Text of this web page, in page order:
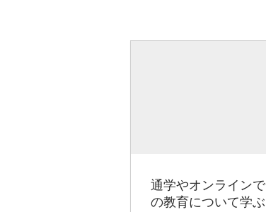
通学やオンラインで
の教育について学ぶ